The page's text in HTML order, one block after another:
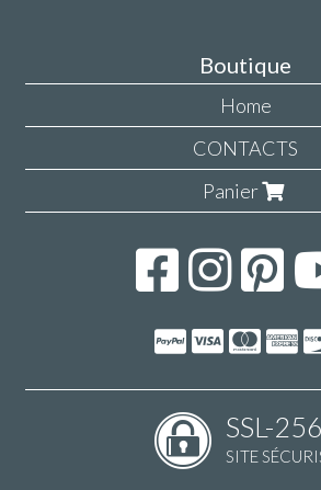
Boutique
Home
CONTACTS
Panier
SSL-256
SITE